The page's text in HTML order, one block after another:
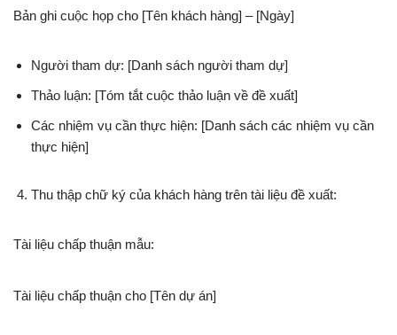
Bản ghi cuộc họp cho [Tên khách hàng] – [Ngày]
Người tham dự: [Danh sách người tham dự]
Thảo luận: [Tóm tắt cuộc thảo luận về đề xuất]
Các nhiệm vụ cần thực hiện: [Danh sách các nhiệm vụ cần
thực hiện]
Thu thập chữ ký của khách hàng trên tài liệu đề xuất:
Tài liệu chấp thuận mẫu:
Tài liệu chấp thuận cho [Tên dự án]